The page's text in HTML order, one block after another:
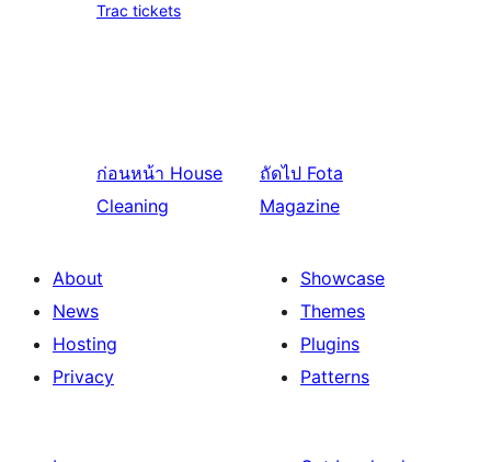
Trac tickets
ก่อนหน้า House
Cleaning
ถัดไป Fota
Magazine
About
News
Hosting
Privacy
Showcase
Themes
Plugins
Patterns